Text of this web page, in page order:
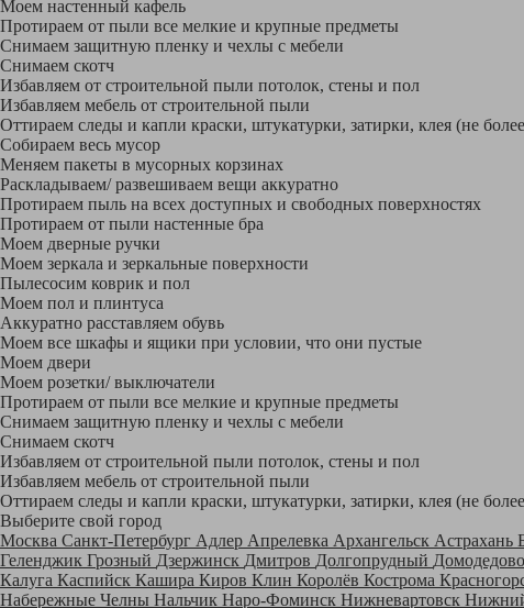
Моем настенный кафель
Протираем от пыли все мелкие и крупные предметы
Снимаем защитную пленку и чехлы с мебели
Снимаем скотч
Избавляем от строительной пыли потолок, стены и пол
Избавляем мебель от строительной пыли
Оттираем следы и капли краски, штукатурки, затирки, клея (не
Собираем весь мусор
Меняем пакеты в мусорных корзинах
Раскладываем/ развешиваем вещи аккуратно
Протираем пыль на всех доступных и свободных поверхностях
Протираем от пыли настенные бра
Моем дверные ручки
Моем зеркала и зеркальные поверхности
Пылесосим коврик и пол
Моем пол и плинтуса
Аккуратно расставляем обувь
Моем все шкафы и ящики при условии, что они пустые
Моем двери
Моем розетки/ выключатели
Протираем от пыли все мелкие и крупные предметы
Снимаем защитную пленку и чехлы с мебели
Снимаем скотч
Избавляем от строительной пыли потолок, стены и пол
Избавляем мебель от строительной пыли
Оттираем следы и капли краски, штукатурки, затирки, клея (не
Выберите свой город
Москва Санкт-Петербург Адлер Апрелевка Архангельск Астрахань
Геленджик Грозный Дзержинск Дмитров Долгопрудный Домодедово
Калуга Каспийск Кашира Киров Клин Королёв Кострома
Набережные Челны Нальчик Наро-Фоминск Нижневартовск